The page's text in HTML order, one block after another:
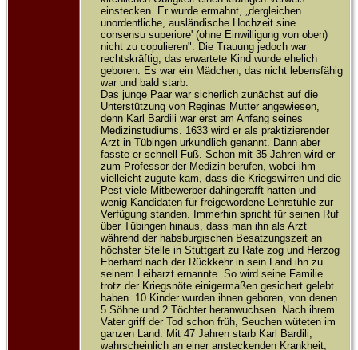
einstecken. Er wurde ermahnt, „dergleichen
unordentliche, ausländische Hochzeit sine
consensu superiore' (ohne Einwilligung von oben)
nicht zu copulieren". Die Trauung jedoch war
rechtskräftig, das erwartete Kind wurde ehelich
geboren. Es war ein Mädchen, das nicht lebensfähig
war und bald starb.
Das junge Paar war sicherlich zunächst auf die
Unterstützung von Reginas Mutter angewiesen,
denn Karl Bardili war erst am Anfang seines
Medizinstudiums. 1633 wird er als praktizierender
Arzt in Tübingen urkundlich genannt. Dann aber
fasste er schnell Fuß. Schon mit 35 Jahren wird er
zum Professor der Medizin berufen, wobei ihm
vielleicht zugute kam, dass die Kriegswirren und die
Pest viele Mitbewerber dahingerafft hatten und
wenig Kandidaten für freigewordene Lehrstühle zur
Verfügung standen. Immerhin spricht für seinen Ruf
über Tübingen hinaus, dass man ihn als Arzt
während der habsburgischen Besatzungszeit an
höchster Stelle in Stuttgart zu Rate zog und Herzog
Eberhard nach der Rückkehr in sein Land ihn zu
seinem Leibarzt ernannte. So wird seine Familie
trotz der Kriegsnöte einigermaßen gesichert gelebt
haben. 10 Kinder wurden ihnen geboren, von denen
5 Söhne und 2 Töchter heranwuchsen. Nach ihrem
Vater griff der Tod schon früh, Seuchen wüteten im
ganzen Land. Mit 47 Jahren starb Karl Bardili,
wahrscheinlich an einer ansteckenden Krankheit,